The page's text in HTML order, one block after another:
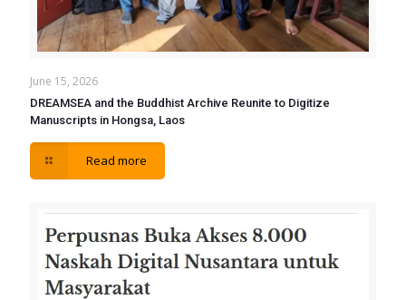
June 15, 2026
DREAMSEA and the Buddhist Archive Reunite to Digitize
Manuscripts in Hongsa, Laos
Read more